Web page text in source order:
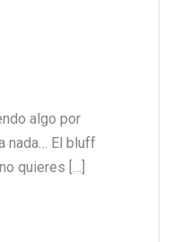
algo por
nada… El bluff
quieres […]